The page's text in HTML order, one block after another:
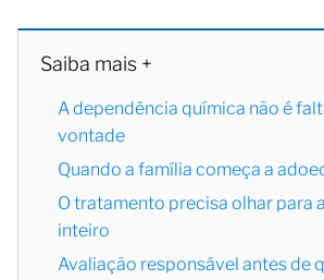
Saiba mais +
A dependência química não é
vontade
Quando a família começa a
O tratamento precisa olhar para
inteiro
Avaliação responsável antes de